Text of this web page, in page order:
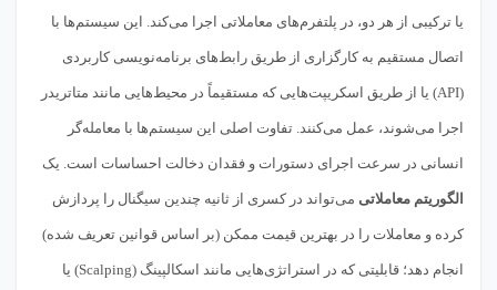
یا ترکیبی از هر دو، در پلتفرم‌های معاملاتی اجرا می‌کند. این سیستم‌ها با
اتصال مستقیم به کارگزاری از طریق رابط‌های برنامه‌نویسی کاربردی
(API) یا از طریق اسکریپت‌هایی که مستقیماً در محیط‌هایی مانند متاتریدر
اجرا می‌شوند، عمل می‌کنند. تفاوت اصلی این سیستم‌ها با معامله‌گر
انسانی در سرعت اجرای دستورات و فقدان دخالت احساسات است. یک
الگوریتم معاملاتی می‌تواند در کسری از ثانیه چندین سیگنال را پردازش
کرده و معاملات را در بهترین قیمت ممکن (بر اساس قوانین تعریف شده)
انجام دهد؛ قابلیتی که در استراتژی‌هایی مانند اسکالپینگ (Scalping) یا